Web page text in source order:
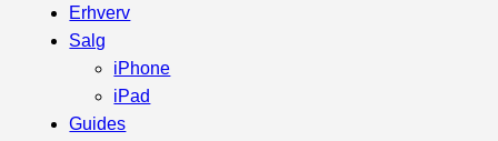
Erhverv
Salg
iPhone
iPad
Guides